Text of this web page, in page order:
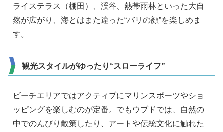
ライステラス（棚田）、渓谷、熱帯雨林といった大自
然が広がり、海とはまた違った“バリの顔”を楽しめま
す。
観光スタイルがゆったり“スローライフ”
ビーチエリアではアクティブにマリンスポーツやショ
ッピングを楽しむのが定番。でもウブドでは、自然の
中でのんびり散策したり、アートや伝統文化に触れた